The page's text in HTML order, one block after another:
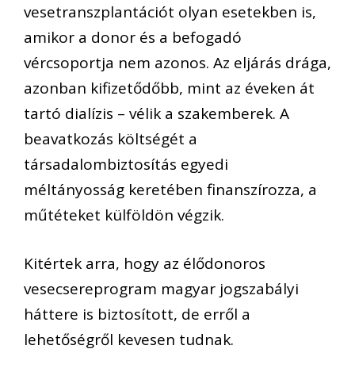
vesetranszplantációt olyan esetekben is,
amikor a donor és a befogadó
vércsoportja nem azonos. Az eljárás drága,
azonban kifizetődőbb, mint az éveken át
tartó dialízis – vélik a szakemberek. A
beavatkozás költségét a
társadalombiztosítás egyedi
méltányosság keretében finanszírozza, a
műtéteket külföldön végzik.
Kitértek arra, hogy az élődonoros
vesecsereprogram magyar jogszabályi
háttere is biztosított, de erről a
lehetőségről kevesen tudnak.